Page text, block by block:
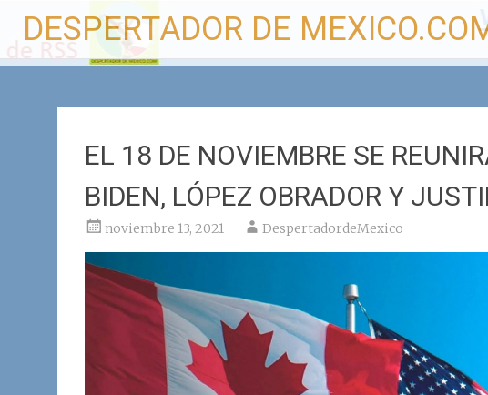
contenido
DESPERTADOR DE
EL 18 DE NOVIEMBRE SE
BIDEN, LÓPEZ OBRADOR Y
noviembre 13, 2021 DespertadordeMexico